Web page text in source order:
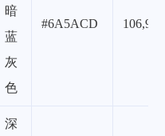
暗
蓝
灰
色
#6A5ACD
深